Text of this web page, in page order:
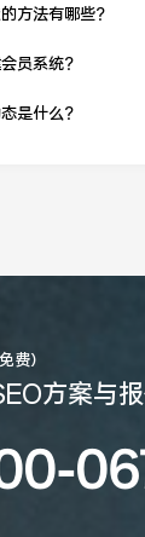
方法有哪些？
员系统？
是什么？
费）
方案与